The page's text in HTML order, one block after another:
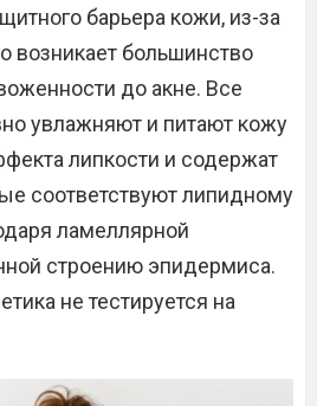
барьера кожи, из-за
возникает большинство
до акне. Все
увлажняют и питают кожу
липкости и содержат
соответствуют липидному
ламеллярной
строению эпидермиса.
не тестируется на